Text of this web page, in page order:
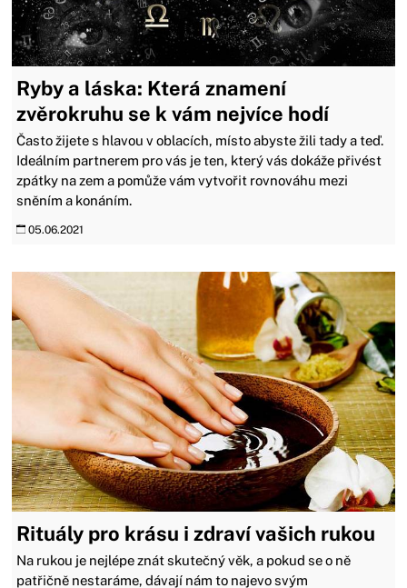
Ryby a láska: Která znamení
zvěrokruhu se k vám nejvíce hodí
Často žijete s hlavou v oblacích, místo abyste žili tady a teď.
Ideálním partnerem pro vás je ten, který vás dokáže přivést
zpátky na zem a pomůže vám vytvořit rovnováhu mezi
sněním a konáním.
05.06.2021
Rituály pro krásu i zdraví vašich rukou
Na rukou je nejlépe znát skutečný věk, a pokud se o ně
patřičně nestaráme, dávají nám to najevo svým